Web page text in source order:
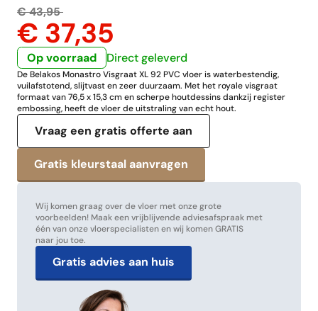
€ 37,35
€ 43,95
Op voorraad Direct geleverd
De Belakos Monastro Visgraat XL 92 PVC vloer is waterbestendig,
vuilafstotend, slijtvast en zeer duurzaam. Met het royale visgraat
formaat van 76,5 x 15,3 cm en scherpe houtdessins dankzij register
embossing, heeft de vloer de uitstraling van echt hout.
Vraag een gratis offerte aan
Wij komen graag over de vloer met onze grote
voorbeelden! Maak een vrijblijvende adviesafspraak met
één van onze vloerspecialisten en wij komen GRATIS
naar jou toe.
Gratis advies aan huis